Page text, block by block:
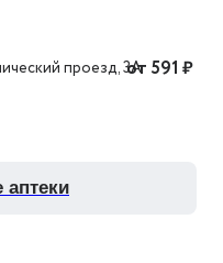
проезд, 3Аот 591 ₽
аптеки